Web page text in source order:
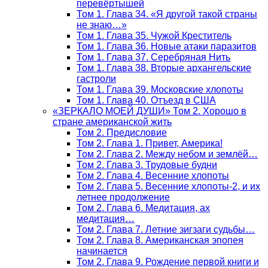
перевёртышей
Том 1. Глава 34. «Я другой такой страны
не знаю…»
Том 1. Глава 35. Чужой Креститель
Том 1. Глава 36. Новые атаки паразитов
Том 1. Глава 37. Серебряная Нить
Том 1. Глава 38. Вторые архангельские
гастроли
Том 1. Глава 39. Московские хлопоты
Том 1. Глава 40. Отъезд в США
«ЗЕРКАЛО МОЕЙ ДУШИ» Том 2. Хорошо в
стране американской жить
Том 2. Предисловие
Том 2. Глава 1. Привет, Америка!
Том 2. Глава 2. Между небом и землёй…
Том 2. Глава 3. Трудовые будни
Том 2. Глава 4. Весенние хлопоты
Том 2. Глава 5. Весенние хлопоты-2, и их
летнее продолжение
Том 2. Глава 6. Медитация, ах
медитация…
Том 2. Глава 7. Летние зигзаги судьбы…
Том 2. Глава 8. Американская эпопея
начинается
Том 2. Глава 9. Рождение первой книги и